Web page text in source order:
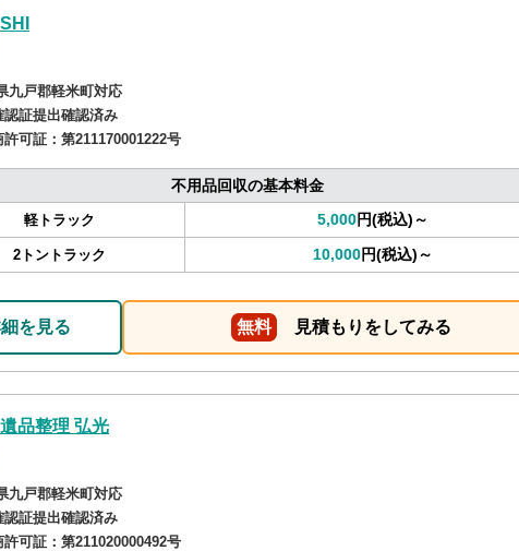
SHI
九戸郡軽米町対応
認証提出確認済み
可証： 第211170001222号
不用品回収の基本料金
軽トラック 5,000円(税込)～
2トントラック 10,000円(税込)～
を見る 無料 見積もりをしてみる
遺品整理 弘光
九戸郡軽米町対応
認証提出確認済み
可証： 第211020000492号